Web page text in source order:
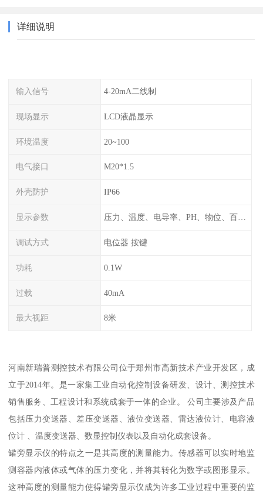
详细说明
输入信号 4-20mA二线制
现场显示 LCD液晶显示
环境温度 20~100
电气接口 M20*1.5
外壳防护 IP66
显示参数 压力、温度、电导率、PH、物位、百分比率
调试方式 电位器 按键
功耗 0.1W
过载 40mA
最大视距 8米
河南新瑞普测控技术有限公司位于郑州市高新技术产业开发区，成
立于2014年。是一家集工业自动化控制设备研发、设计、测控技术
销售服务、工程设计和系统成套于一体的企业。 公司主要涉及产品
包括压力变送器、差压变送器、液位变送器、雷达液位计、电容液
位计 、温度变送器、数显控制仪表以及自动化成套设备。
罐旁显示仪的特点之一是其高度的测量能力。传感器可以实时地监
测容器内液体或气体的压力变化，并将其转化为数字或图形显示。
这种高度的测量能力使得罐旁显示仪成为许多工业过程中重要的监